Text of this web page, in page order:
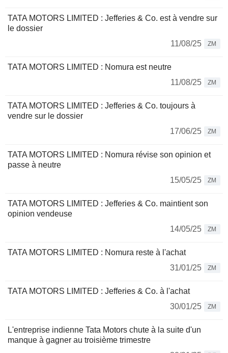
TATA MOTORS LIMITED : Jefferies & Co. est à vendre sur
le dossier
11/08/25
ZM
TATA MOTORS LIMITED : Nomura est neutre
11/08/25
ZM
TATA MOTORS LIMITED : Jefferies & Co. toujours à
vendre sur le dossier
17/06/25
ZM
TATA MOTORS LIMITED : Nomura révise son opinion et
passe à neutre
15/05/25
ZM
TATA MOTORS LIMITED : Jefferies & Co. maintient son
opinion vendeuse
14/05/25
ZM
TATA MOTORS LIMITED : Nomura reste à l'achat
31/01/25
ZM
TATA MOTORS LIMITED : Jefferies & Co. à l'achat
30/01/25
ZM
L'entreprise indienne Tata Motors chute à la suite d'un
manque à gagner au troisième trimestre